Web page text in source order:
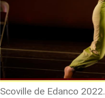
Scoville de Edanco 2022.